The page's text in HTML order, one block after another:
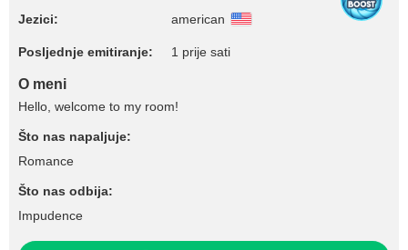
Jezici: american
Posljednje emitiranje: 1 prije sati
O meni
Hello, welcome to my room!
Što nas napaljuje:
Romance
Što nas odbija:
Impudence